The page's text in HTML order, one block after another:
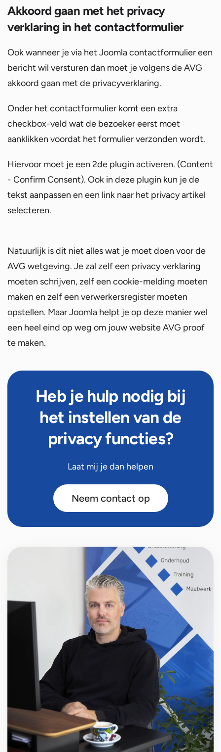
Akkoord gaan met het privacy
verklaring in het contactformulier
Ook wanneer je via het Joomla contactformulier een
bericht wil versturen dan moet je volgens de AVG
akkoord gaan met de privacyverklaring.
Onder het contactformulier komt een extra
checkbox-veld wat de bezoeker eerst moet
aanklikken voordat het formulier verzonden wordt.
Hiervoor moet je een 2de plugin activeren. (Content
- Confirm Consent). Ook in deze plugin kun je de
tekst aanpassen en een link naar het privacy artikel
selecteren.
Natuurlijk is dit niet alles wat je moet doen voor de
AVG wetgeving. Je zal zelf een privacy verklaring
moeten schrijven, zelf een cookie-melding moeten
maken en zelf een verwerkersregister moeten
opstellen. Maar Joomla helpt je op deze manier wel
een heel eind op weg om jouw website AVG proof
te maken.
Heb je hulp nodig bij
het instellen van de
privacy functies?
Laat mij je dan helpen
Neem contact op